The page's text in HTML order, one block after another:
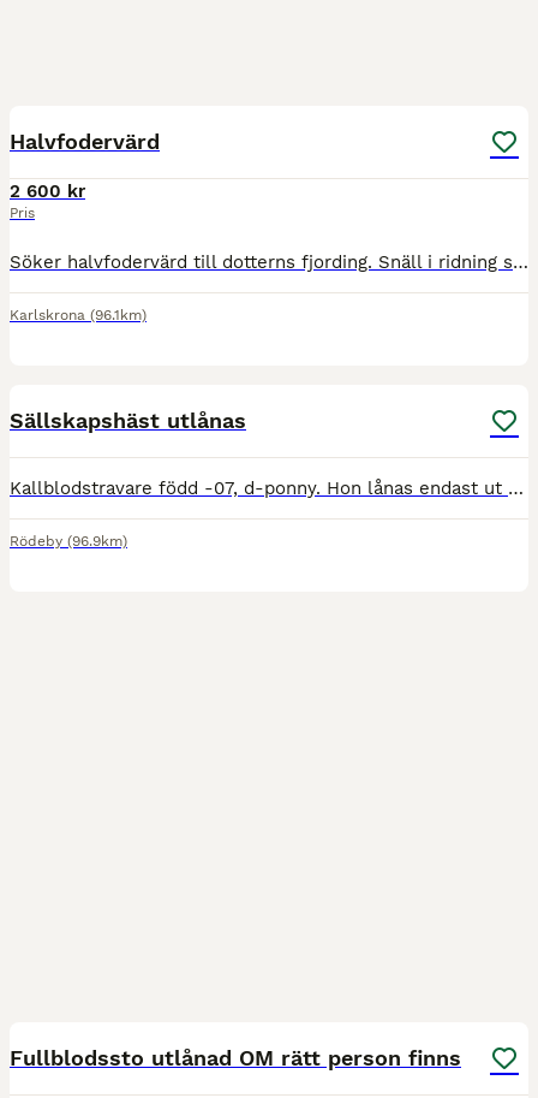
Halvfodervärd
2 600 kr
Pris
Söker halvfodervärd till dotterns fjording. Snäll i ridning samt vid skötsel. Kan bli stark när man leder honom o de finns mat i närheten. Enzo är 140 i mankhöjd, gillar uteritter samt hoppning.
Karlskrona (96.1km)
Sällskapshäst utlånas
Kallblodstravare född -07, d-ponny. Hon lånas endast ut som sällskapshäst till långvarigt hem. Om allt fungerar bra så kan jag tänka mig att skriva över henne. Ser helst att hon kommer till ett hem me
Rödeby (96.9km)
Fullblodssto utlånad OM rätt person finns